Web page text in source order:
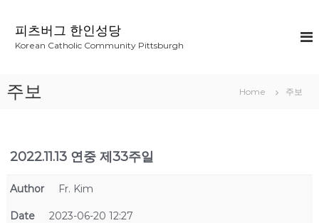
피츠버그 한인성당
Korean Catholic Community Pittsburgh
주보 Home 주보
2022.11.13 연중 제33주일
Author Fr. Kim
Date 2023-06-20 12:27